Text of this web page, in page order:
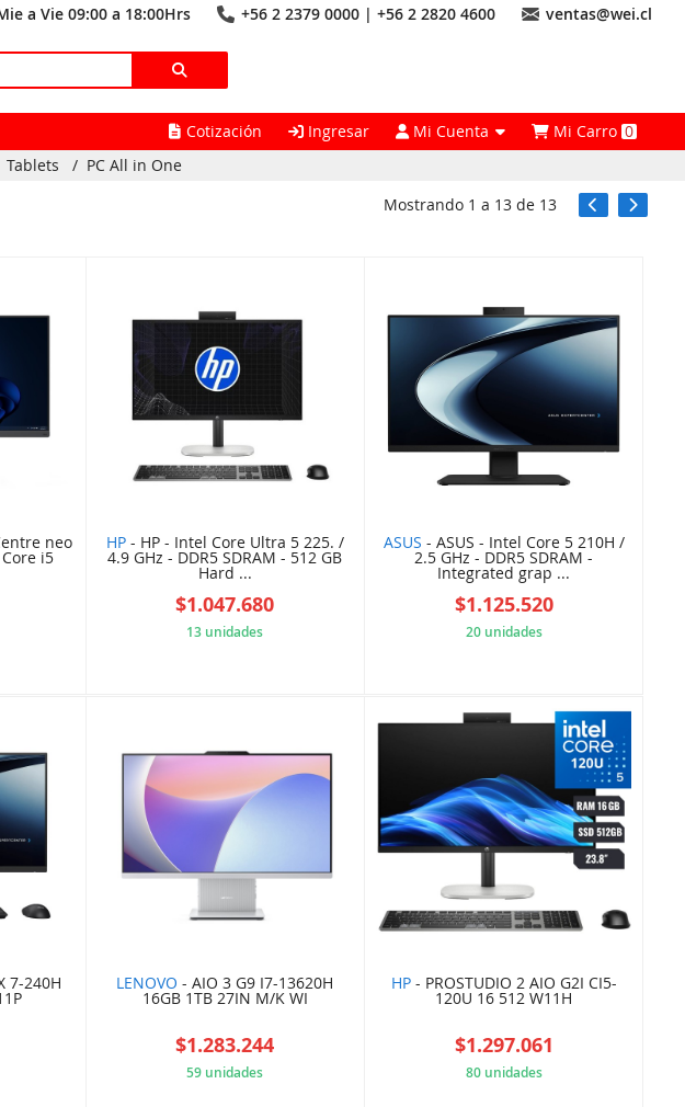
a Vie 09:00 a 18:00Hrs +56 2 2379 0000 | +56 2 2820 4600 ventas@wei.cl
Cotización Ingresar Mi Cuenta Mi Carro0
/ PC All in One
Mostrando 1 a 13 de 13
neo
i5
HP- HP - Intel Core Ultra 5 225. /
4.9 GHz - DDR5 SDRAM - 512 GB
Hard ...
$1.047.680
13 unidades
ASUS - ASUS - Intel Core 5 210H /
2.5 GHz - DDR5 SDRAM -
Integrated grap ...
$1.125.520
20 unidades
7-240H LENOVO - AIO 3 G9 I7-13620H
16GB 1TB 27IN M/K WI
$1.283.244
59 unidades
HP- PROSTUDIO 2 AIO G2I CI5-
120U 16 512 W11H
$1.297.061
80 unidades